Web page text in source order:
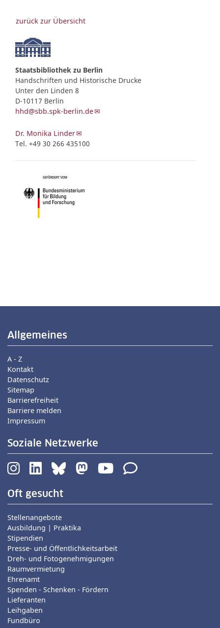
zurück zur Übersicht
Staatsbibliothek zu Berlin
Handschriften und Historische Drucke
Unter den Linden 8
D-10117 Berlin
hhd@sbb.spk-berlin.de
Dr. Monika Linder
Tel. +49 30 266 435100
Allgemeines
A - Z
Kontakt
Datenschutz
Sitemap
Barrierefreiheit
Barriere melden
Impressum
Soziale Netzwerke
Oft gesucht
Stellenangebote
Ausbildung | Praktika
Stipendien
Presse- und Öffentlichkeitsarbeit
Dreh- und Fotogenehmigungen
Raumvermietung
Ehrenamt
Spenden - Schenken - Fördern
Lieferanten
Leihgaben
Fundbüro